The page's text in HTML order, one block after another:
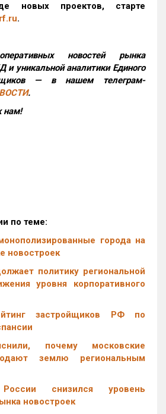
новых проектов, старте
.
новостей рынка
и уникальной аналитики Единого
— в нашем телеграм-
.
нам!
по теме:
города на
новостроек
политику региональной
уровня корпоративного
застройщиков РФ по
почему московские
землю региональным
снизился уровень
новостроек